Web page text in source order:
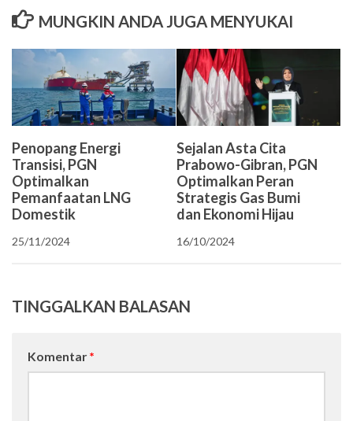
MUNGKIN ANDA JUGA MENYUKAI
Penopang Energi
Transisi, PGN
Optimalkan
Pemanfaatan LNG
Domestik
25/11/2024
Sejalan Asta Cita
Prabowo-Gibran, PGN
Optimalkan Peran
Strategis Gas Bumi
dan Ekonomi Hijau
16/10/2024
TINGGALKAN BALASAN
Komentar *